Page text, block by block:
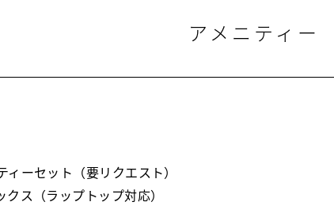
アメニティー
ィーセット（要リクエスト）
クス（ラップトップ対応）